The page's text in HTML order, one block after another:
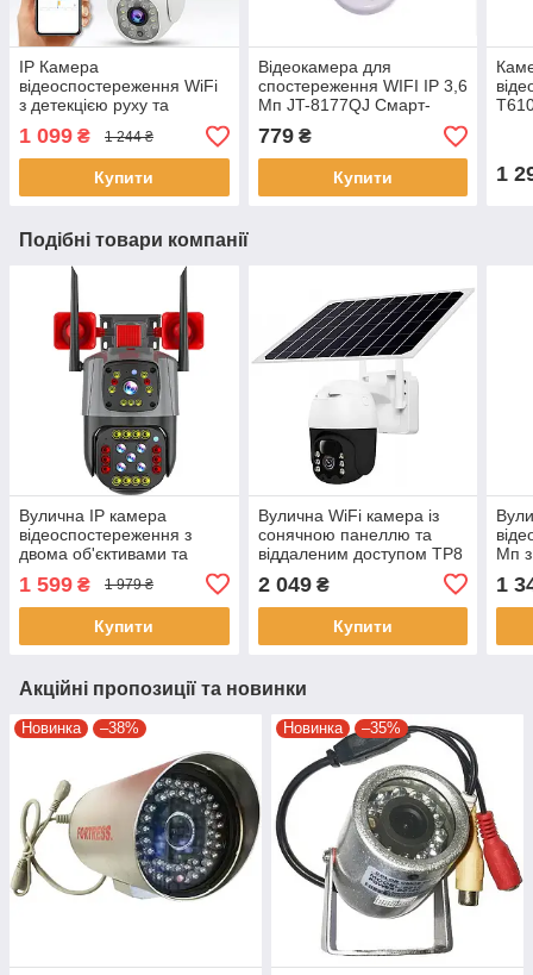
IP Камера
відеоспостереження WiFi
з детекцією руху та
3.6MP
1 099 ₴ 1 244 ₴
Купити
Відеокамера для
спостереження WIFI IP 3,6
Мп JT-8177QJ Смарт-
779₴
Купити 1
Подібні товари компанії
Вулична IP камера
відеоспостереження з
двома об'єктивами та
JNice JE-QQ156 12mp
1 599 ₴ 1 979 ₴
Купити
Вулична WiFi камера із
сонячною панеллю та
віддаленим доступом TP8
камера 2Мп
2 049₴
Купити
Мп
1
Акційні пропозиції та новинки
Новинка –38% Новинка –35%